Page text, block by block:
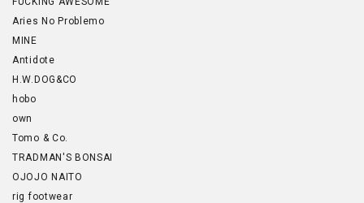
Aries No Problemo
MINE
Antidote
H.W.DOG&CO
hobo
own
Tomo & Co.
TRADMAN'S BONSAI
OJOJO NAITO
rig footwear